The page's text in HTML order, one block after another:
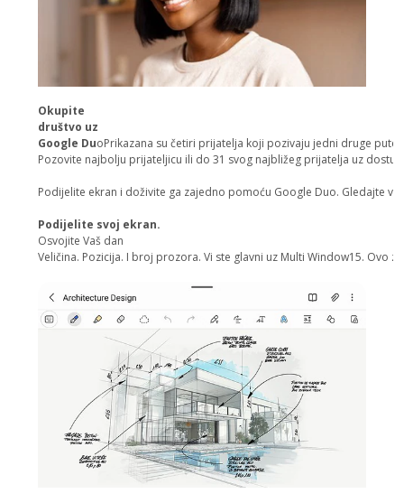
Okupite
društvo uz
Google DuoPrikazana su četiri prijatelja koji pozivaju jedni druge
Pozovite najbolju prijateljicu ili do 31 svog najbližeg prijatelja uz
Podijelite ekran i doživite ga zajedno pomoću Google Duo. Gledajte
Podijelite svoj ekran.
Osvojite Vaš dan
Veličina. Pozicija. I broj prozora. Vi ste glavni uz Multi Window15.